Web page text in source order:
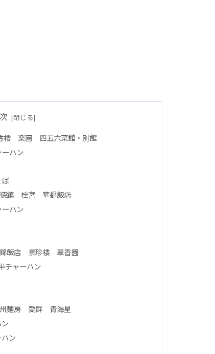
楼 楽園 四五六菜館・別館
ハン
鎮 桂宮 華都飯店
ハン
飯店 景珍楼 翠香園
チャーハン
麺房 愛群 青海星
ン